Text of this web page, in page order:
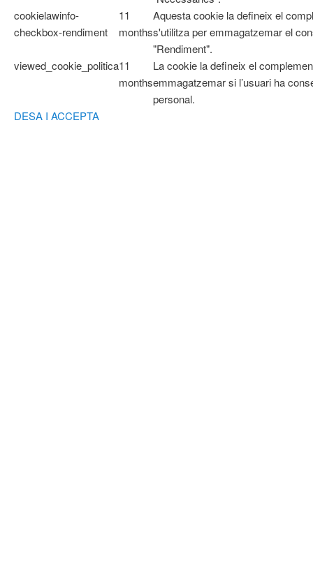
cookielawinfo-
checkbox-rendiment
11
months
Aquesta cookie la defineix el
s'utilitza per emmagatzemar el
"Rendiment".
viewed_cookie_politica11
months
La cookie la defineix el
emmagatzemar si l’usuari ha
personal.
DESA I ACCEPTA